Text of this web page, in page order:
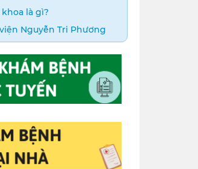
là gì?
Nguyễn Tri Phương